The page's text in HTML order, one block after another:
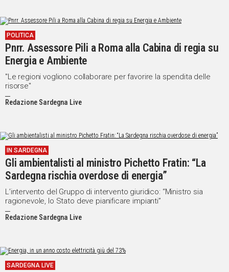
POLITICA
Pnrr. Assessore Pili a Roma alla Cabina di regia su
Energia e Ambiente
"Le regioni vogliono collaborare per favorire la spendita delle
risorse"
Redazione Sardegna Live
IN SARDEGNA
Gli ambientalisti al ministro Pichetto Fratin: “La
Sardegna rischia overdose di energia”
L’intervento del Gruppo di intervento giuridico: “Ministro sia
ragionevole, lo Stato deve pianificare impianti”
Redazione Sardegna Live
SARDEGNA LIVE